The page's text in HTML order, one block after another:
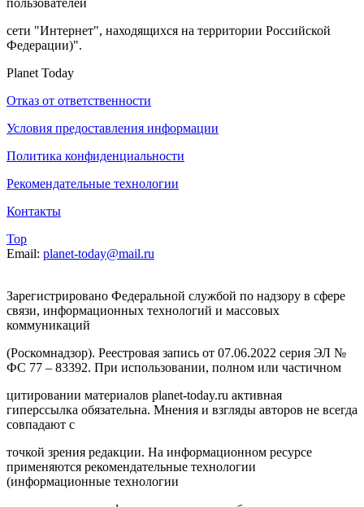
пользователей
сети "Интернет", находящихся на территории Российской
Федерации)".
Planet Today
Отказ от ответственности
Условия предоставления информации
Политика конфиденциальности
Рекомендательные технологии
Контакты
Top
Email: planet-today@mail.ru
Зарегистрировано Федеральной службой по надзору в сфере
связи, информационных технологий и массовых
коммуникаций
(Роскомнадзор). Реестровая запись от 07.06.2022 серия ЭЛ №
ФС 77 – 83392. При использовании, полном или частичном
цитировании материалов planet-today.ru активная
гиперссылка обязательна. Мнения и взгляды авторов не всегда
совпадают с
точкой зрения редакции. На информационном ресурсе
применяются рекомендательные технологии
(информационные технологии